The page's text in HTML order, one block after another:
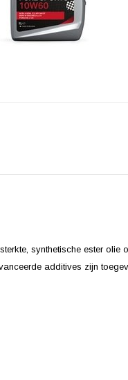
synthetische ester
additives zijn